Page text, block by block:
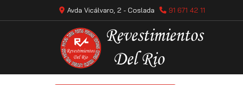
Avda Vicálvaro, 2 - Coslada 91 671 42 11